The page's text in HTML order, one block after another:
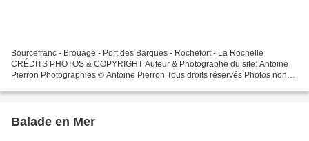
Bourcefranc - Brouage - Port des Barques - Rochefort - La Rochelle
CRÉDITS PHOTOS & COPYRIGHT Auteur & Photographe du site: Antoine
Pierron Photographies © Antoine Pierron Tous droits réservés Photos non
Balade en Mer